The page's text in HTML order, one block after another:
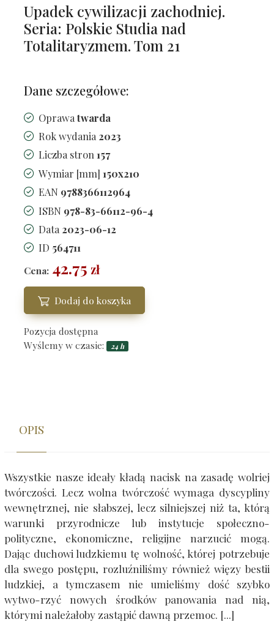
Upadek cywilizacji zachodniej.
Seria: Polskie Studia nad
Totalitaryzmem. Tom 21
Dane szczegółowe:
Oprawatwarda
Rok wydania 2023
Liczba stron 157
Wymiar [mm] 150x210
EAN 9788366112964
ISBN 978-83-66112-96-4
Data 2023-06-12
ID 564711
Cena: 42.75 zł
Dodaj do koszyka
Pozycja dostępna
Wyślemy w czasie:
24 h
OPIS
Wszystkie nasze ideały kładą nacisk na zasadę wolriej
twórczości. Lecz wolna twórczość wymaga dyscypliny
wewnętrznej, nie słabszej, lecz silniejszej niż ta, którą
warunki przyrodnicze lub instytucje społeczno-
polityczne, ekonomiczne, religijne narzucić mogą.
Dając duchowi ludzkiemu tę wolność, której potrzebuje
dla swego postępu, rozluźniliśmy również więzy bestii
ludzkiej, a tymczasem nie umieliśmy dość szybko
wytwo-rzyć nowych środków panowania nad nią,
którymi należałoby zastąpić dawną przemoc. [...]